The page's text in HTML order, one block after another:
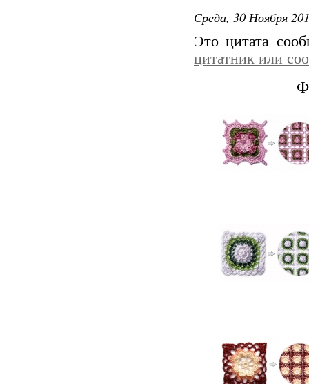
Среда, 30 Ноября
Это цитата
цитатник или